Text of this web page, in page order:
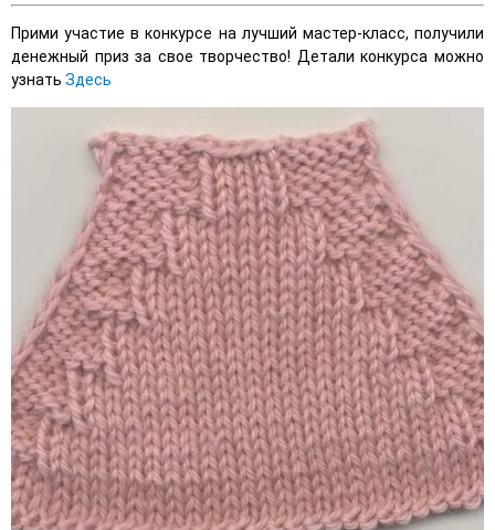
Прими участие в конкурсе на лучший мастер-класс, получили
денежный приз за свое творчество! Детали конкурса можно
узнать Здесь